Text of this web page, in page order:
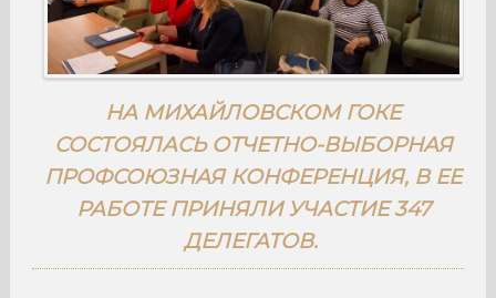
НА МИХАЙЛОВСКОМ ГОКЕ
СОСТОЯЛАСЬ ОТЧЕТНО-ВЫБОРНАЯ
ПРОФСОЮЗНАЯ КОНФЕРЕНЦИЯ, В ЕЕ
РАБОТЕ ПРИНЯЛИ УЧАСТИЕ 347
ДЕЛЕГАТОВ.